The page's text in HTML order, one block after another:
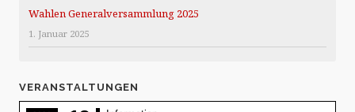
Wahlen Generalversammlung 2025
1. Januar 2025
VERANSTALTUNGEN